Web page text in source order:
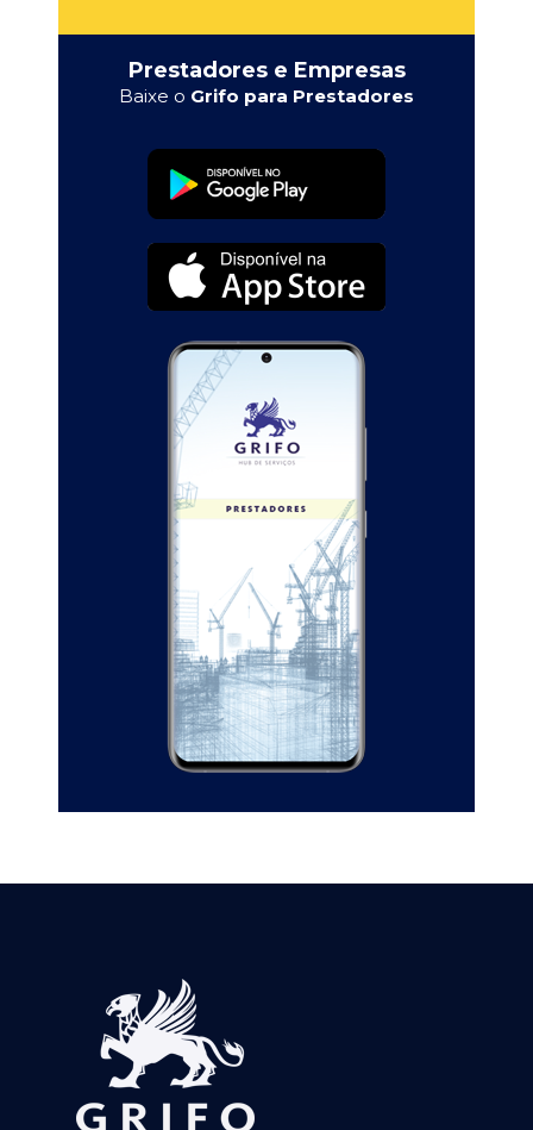
Prestadores e Empresas
Baixe o Grifo para Prestadores